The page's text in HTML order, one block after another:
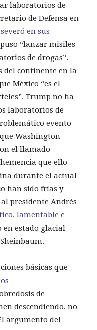
laboratorios de
de Defensa en
en sus
“lanzar misiles
de drogas”.
del continente en la
México “es el
Trump no ha
laboratorios de
evento
Washington
el llamado
que ello
durante el actual
han sido frías y
presidente Andrés
lamentable e
en estado glacial
básicas que
de
descendiendo, no
argumento del